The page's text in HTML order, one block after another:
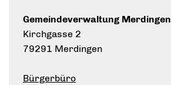
Gemeindeverwaltung Merdingen
Kirchgasse 2
79291 Merdingen
Bürgerbüro